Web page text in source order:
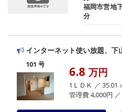
福岡市営地
分
インターネット使い放題、下
101 号 6.8 万円
1ＬＤＫ ／ 35.01
管理費 4,000円